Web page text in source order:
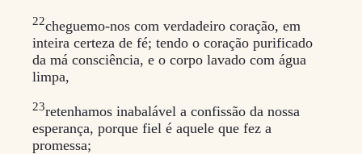
22cheguemo-nos com verdadeiro coração, em
inteira certeza de fé; tendo o coração purificado
da má consciência, e o corpo lavado com água
limpa,
23retenhamos inabalável a confissão da nossa
esperança, porque fiel é aquele que fez a
promessa;